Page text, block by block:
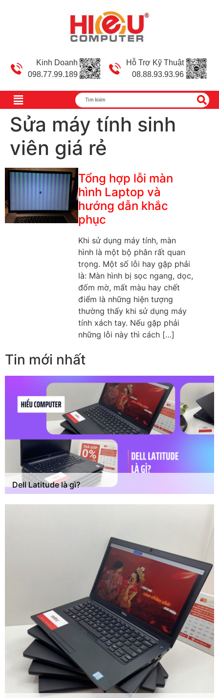
Kinh Doanh
098.77.99.189
Hỗ Trợ Kỹ Thuật
08.88.93.93.96
Sửa máy tính sinh
viên giá rẻ
Tổng hợp lỗi màn
hình Laptop và
hướng dẫn khắc
phục
Khi sử dụng máy tính, màn
hình là một bộ phân rất quan
trọng. Một số lỗi hay gặp phải
là: Màn hình bị sọc ngang, dọc,
đốm mờ, mất màu hay chết
điểm là những hiện tượng
thường thấy khi sử dụng máy
tính xách tay. Nếu gặp phải
những lỗi này thì cách […]
Tin mới nhất
Dell Latitude là gì?